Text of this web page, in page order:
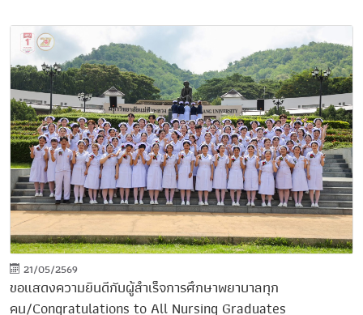
21/05/2569
ขอแสดงความยินดีกับผู้สำเร็จการศึกษาพยาบาลทุก
คน/Congratulations to All Nursing Graduates